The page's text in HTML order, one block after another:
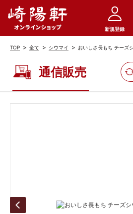
新規登録
TOP > 全て > シウマイ > おいしさ長もち チーズ
通信販売